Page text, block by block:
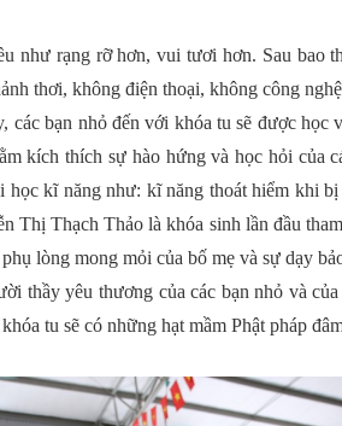
rạng rỡ hơn, vui tươi hơn. Sau bao
thơi, không điện thoại, không công
bạn nhỏ đến với khóa tu sẽ được
kích thích sự hào hứng và học hỏi của
kĩ năng như: kĩ năng thoát hiểm khi
Thị Thạch Thảo là khóa sinh lần đầu
lòng mong mỏi của bố mẹ và sự dạy
yêu thương của các bạn nhỏ và
tu sẽ có những hạt mầm Phật pháp